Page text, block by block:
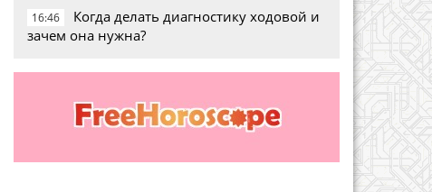
16:46
Когда делать диагностику ходовой и
зачем она нужна?